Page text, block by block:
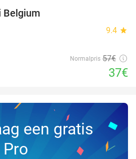
Belgium
9.4 star
Normalpris 57€
37€
een gratis